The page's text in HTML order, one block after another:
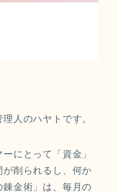
人のハヤトです。
にとって「資金」
削られるし、何か
金術」は、毎月の